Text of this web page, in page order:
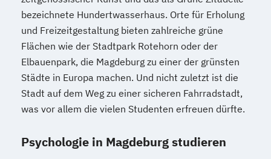
bezeichnete Hundertwasserhaus. Orte für Erholung
und Freizeitgestaltung bieten zahlreiche grüne
Flächen wie der Stadtpark Rotehorn oder der
Elbauenpark, die Magdeburg zu einer der grünsten
Städte in Europa machen. Und nicht zuletzt ist die
Stadt auf dem Weg zu einer sicheren Fahrradstadt,
was vor allem die vielen Studenten erfreuen dürfte.
Psychologie in Magdeburg studieren